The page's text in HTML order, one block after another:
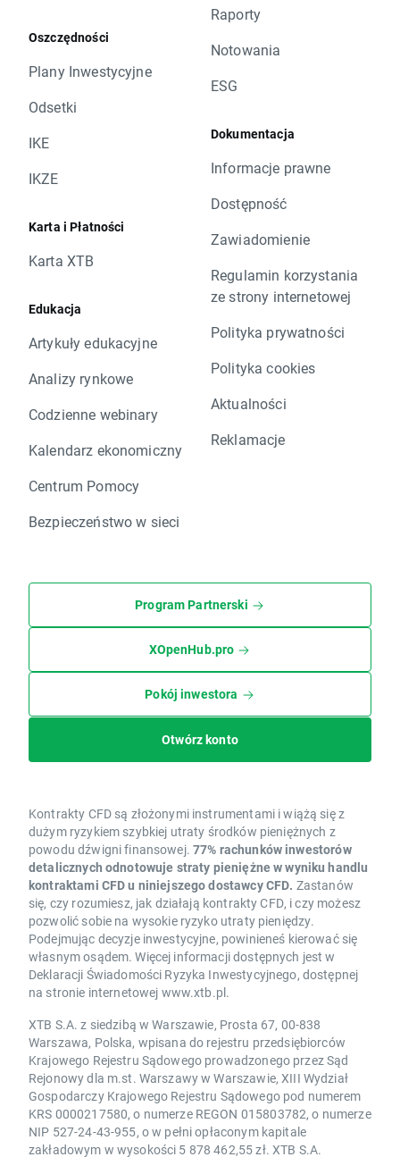
Oszczędności
Plany Inwestycyjne
Odsetki
IKE
IKZE
Karta i Płatności
Karta XTB
Edukacja
Artykuły edukacyjne
Analizy rynkowe
Codzienne webinary
Kalendarz ekonomiczny
Centrum Pomocy
Bezpieczeństwo w sieci
Raporty
Notowania
ESG
Dokumentacja
Informacje prawne
Dostępność
Zawiadomienie
Regulamin korzystania
ze strony internetowej
Polityka prywatności
Polityka cookies
Aktualności
Reklamacje
Program Partnerski
XOpenHub.pro
Pokój inwestora
Otwórz konto
Kontrakty CFD są złożonymi instrumentami i wiążą się z
dużym ryzykiem szybkiej utraty środków pieniężnych z
powodu dźwigni finansowej. 77% rachunków inwestorów
detalicznych odnotowuje straty pieniężne w wyniku handlu
kontraktami CFD u niniejszego dostawcy CFD. Zastanów
się, czy rozumiesz, jak działają kontrakty CFD, i czy możesz
pozwolić sobie na wysokie ryzyko utraty pieniędzy.
Podejmując decyzje inwestycyjne, powinieneś kierować się
własnym osądem. Więcej informacji dostępnych jest w
Deklaracji Świadomości Ryzyka Inwestycyjnego, dostępnej
na stronie internetowej www.xtb.pl.
XTB S.A. z siedzibą w Warszawie, Prosta 67, 00-838
Warszawa, Polska, wpisana do rejestru przedsiębiorców
Krajowego Rejestru Sądowego prowadzonego przez Sąd
Rejonowy dla m.st. Warszawy w Warszawie, XIII Wydział
Gospodarczy Krajowego Rejestru Sądowego pod numerem
KRS 0000217580, o numerze REGON 015803782, o numerze
NIP 527-24-43-955, o w pełni opłaconym kapitale
zakładowym w wysokości 5 878 462,55 zł. XTB S.A.